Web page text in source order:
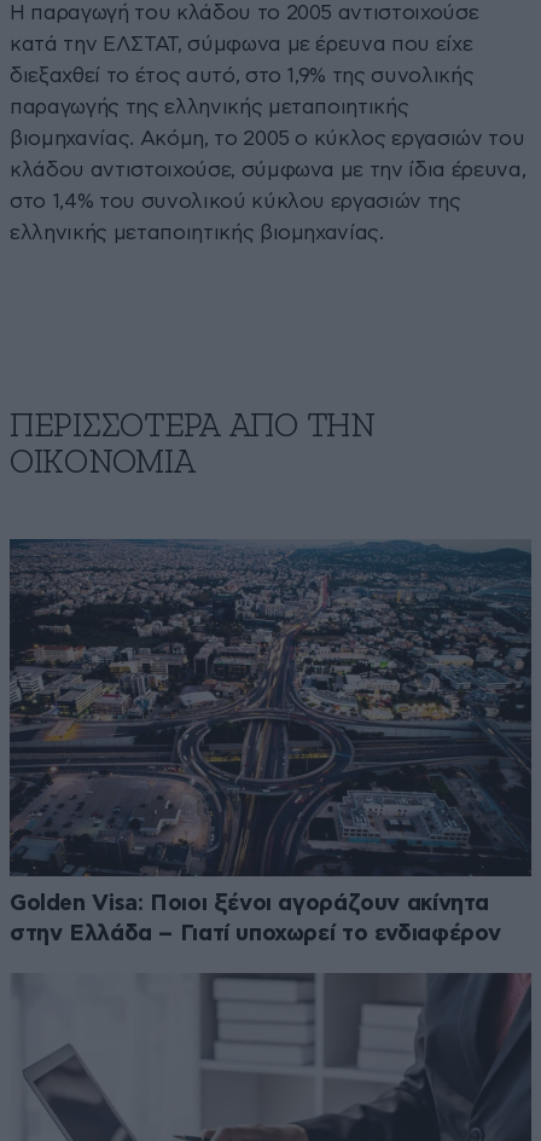
Η παραγωγή του κλάδου το 2005 αντιστοιχούσε
κατά την ΕΛΣΤΑΤ, σύμφωνα με έρευνα που είχε
διεξαχθεί το έτος αυτό, στο 1,9% της συνολικής
παραγωγής της ελληνικής μεταποιητικής
βιομηχανίας. Ακόμη, το 2005 ο κύκλος εργασιών του
κλάδου αντιστοιχούσε, σύμφωνα με την ίδια έρευνα,
στο 1,4% του συνολικού κύκλου εργασιών της
ελληνικής μεταποιητικής βιομηχανίας.
ΠΕΡΙΣΣΟΤΕΡΑ ΑΠΟ ΤΗΝ
ΟΙΚΟΝΟΜΙΑ
Golden Visa: Ποιοι ξένοι αγοράζουν ακίνητα
στην Ελλάδα – Γιατί υποχωρεί το ενδιαφέρον